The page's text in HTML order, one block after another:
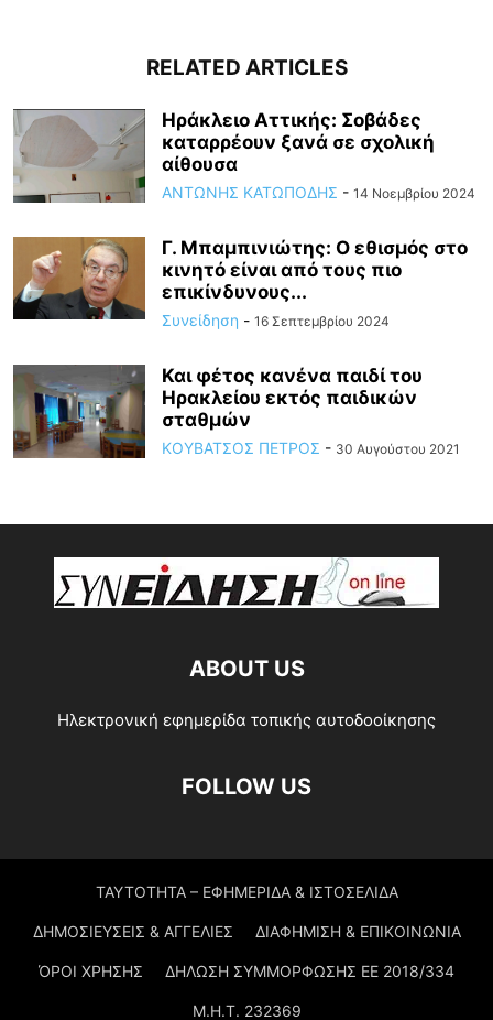
RELATED ARTICLES
Ηράκλειο Αττικής: Σοβάδες
καταρρέουν ξανά σε σχολική
αίθουσα
ΑΝΤΩΝΗΣ ΚΑΤΩΠΟΔΗΣ - 14 Νοεμβρίου 2024
Γ. Μπαμπινιώτης: Ο εθισμός στο
κινητό είναι από τους πιο
επικίνδυνους...
Συνείδηση - 16 Σεπτεμβρίου 2024
Και φέτος κανένα παιδί του
Ηρακλείου εκτός παιδικών
σταθμών
ΚΟΥΒΑΤΣΟΣ ΠΕΤΡΟΣ - 30 Αυγούστου 2021
ABOUT US
Ηλεκτρονική εφημερίδα τοπικής αυτοδοοίκησης
FOLLOW US
ΤΑΥΤΟΤΗΤΑ – ΕΦΗΜΕΡΙΔΑ & ΙΣΤΟΣΕΛΙΔΑ
ΔΗΜΟΣΙΕΥΣΕΙΣ & ΑΓΓΕΛΙΕΣ ΔΙΑΦΗΜΙΣΗ & ΕΠΙΚΟΙΝΩΝΙΑ
ΌΡΟΙ ΧΡΗΣΗΣ ΔΗΛΩΣΗ ΣΥΜΜΟΡΦΩΣΗΣ ΕΕ 2018/334
Μ.Η.Τ. 232369